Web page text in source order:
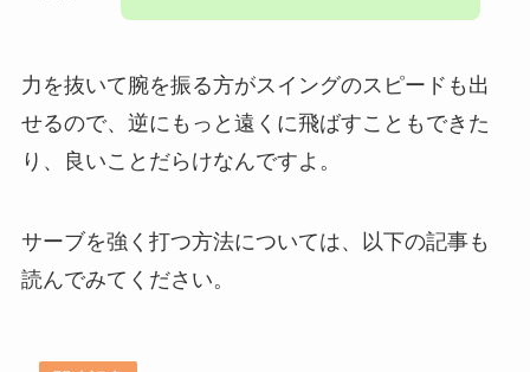
力を抜いて腕を振る方がスイングのスピードも出
せるので、逆にもっと遠くに飛ばすこともできた
り、良いことだらけなんですよ。
サーブを強く打つ方法については、以下の記事も
読んでみてください。